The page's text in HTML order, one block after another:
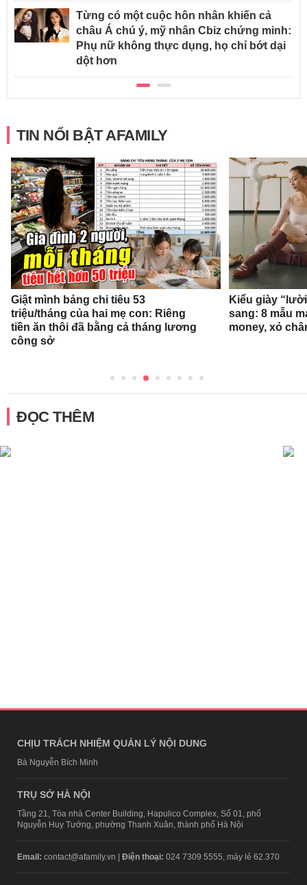
Từng có một cuộc hôn nhân khiến cả
châu Á chú ý, mỹ nhân Cbiz chứng minh:
Phụ nữ không thực dụng, họ chỉ bớt dại
dột hơn
TIN NỔI BẬT AFAMILY
Giật mình bảng chi tiêu 53
triệu/tháng của hai mẹ con: Riêng
tiền ăn thôi đã bằng cả tháng lương
công sở
Kiểu giày
sang: 8 mẫu
money, xỏ
ĐỌC THÊM
CHỊU TRÁCH NHIỆM QUẢN LÝ NỘI DUNG
Bà Nguyễn Bích Minh
TRỤ SỞ HÀ NỘI
Tầng 21, Tòa nhà Center Building, Hapulico Complex, Số 01, phố
Nguyễn Huy Tưởng, phường Thanh Xuân, thành phố Hà Nội
Email: contact@afamily.vn | Điện thoại: 024 7309 5555, máy lẻ 62.370